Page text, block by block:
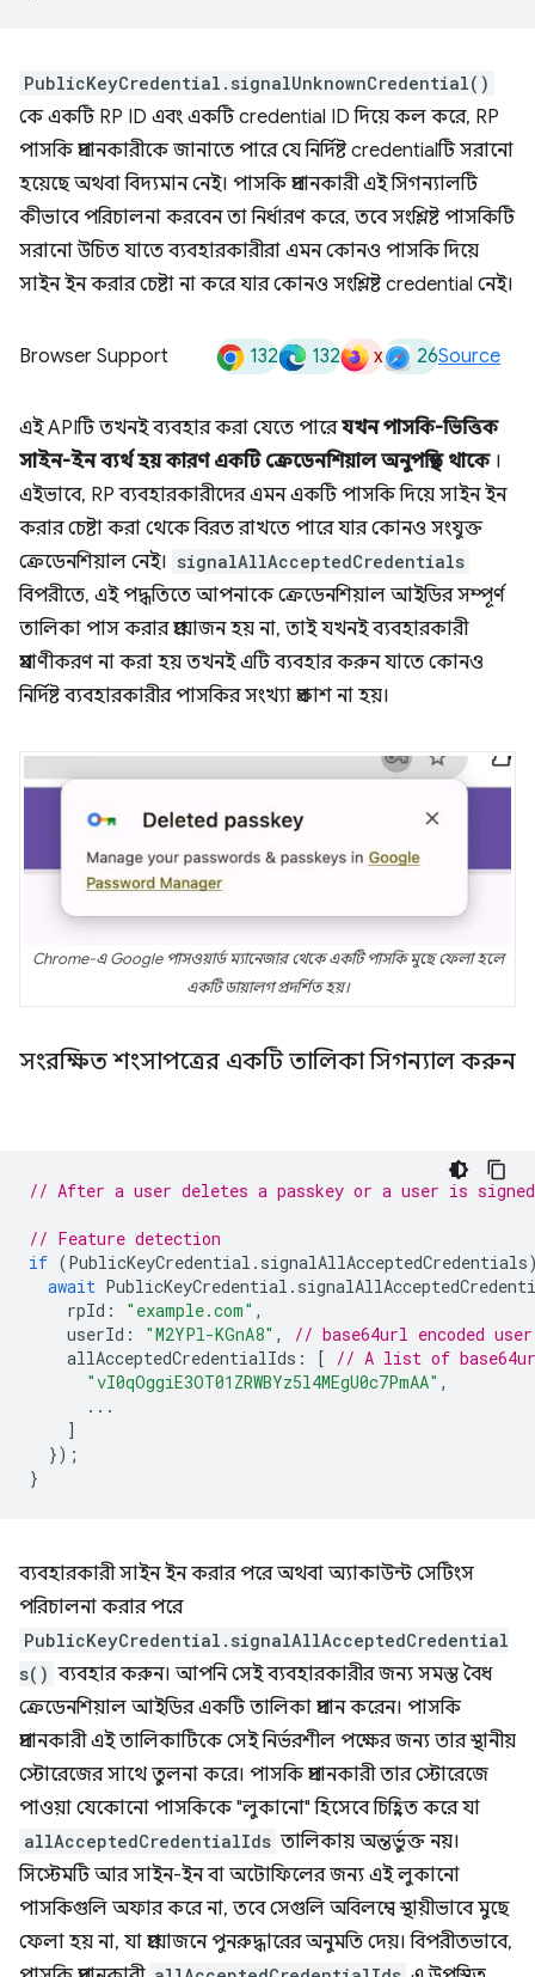
PublicKeyCredential.signalUnknownCredential()
কে একটি RP ID এবং একটি credential ID দিয়ে কল করে, RP
পাসকি প্রদানকারীকে জানাতে পারে যে নির্দিষ্ট credentialটি সরানো
হয়েছে অথবা বিদ্যমান নেই। পাসকি প্রদানকারী এই সিগন্যালটি
কীভাবে পরিচালনা করবেন তা নির্ধারণ করে, তবে সংশ্লিষ্ট পাসকিটি
সরানো উচিত যাতে ব্যবহারকারীরা এমন কোনও পাসকি দিয়ে
সাইন ইন করার চেষ্টা না করে যার কোনও সংশ্লিষ্ট credential নেই।
Browser Support 132 132 x 26Source
এই APIটি তখনই ব্যবহার করা যেতে পারেযখন পাসকি-ভিত্তিক
সাইন-ইন ব্যর্থ হয় কারণ একটি ক্রেডেনশিয়াল অনুপস্থিত থাকে।
এইভাবে, RP ব্যবহারকারীদের এমন একটি পাসকি দিয়ে সাইন ইন
করার চেষ্টা করা থেকে বিরত রাখতে পারে যার কোনও সংযুক্ত
ক্রেডেনশিয়াল নেই। signalAllAcceptedCredentials
বিপরীতে, এই পদ্ধতিতে আপনাকে ক্রেডেনশিয়াল আইডির সম্পূর্ণ
তালিকা পাস করার প্রয়োজন হয় না, তাই যখনই ব্যবহারকারী
প্রমাণীকরণ না করা হয় তখনই এটি ব্যবহার করুন যাতে কোনও
নির্দিষ্ট ব্যবহারকারীর পাসকির সংখ্যা প্রকাশ না হয়।
Chrome-এ Google পাসওয়ার্ড ম্যানেজার থেকে একটি পাসকি মুছে ফেলা হলে
একটি ডায়ালগ প্রদর্শিত হয়।
সংরক্ষিত শংসাপত্রের একটি তালিকা সিগন্যাল করুন
// After a user deletes a passkey or a user is
// Feature detection
if (PublicKeyCredential . signalAllAcceptedCredentials
await PublicKeyCredential .
rpId : "example.com" ,
userId : "M2YPl-KGnA8" ,
// base64url encoded
allAcceptedCredentialIds : [
// A list of
"vI0qOggiE3OT01ZRWBYz5l4MEgU0c7PmAA" ,
...
]
});
}
ব্যবহারকারী সাইন ইন করার পরে অথবা অ্যাকাউন্ট সেটিংস
পরিচালনা করার পরে
PublicKeyCredential.signalAllAcceptedCredential
s() ব্যবহার করুন। আপনি সেই ব্যবহারকারীর জন্য সমস্ত বৈধ
ক্রেডেনশিয়াল আইডির একটি তালিকা প্রদান করেন। পাসকি
প্রদানকারী এই তালিকাটিকে সেই নির্ভরশীল পক্ষের জন্য তার স্থানীয়
স্টোরেজের সাথে তুলনা করে। পাসকি প্রদানকারী তার স্টোরেজে
পাওয়া যেকোনো পাসকিকে "লুকানো" হিসেবে চিহ্নিত করে যা
allAcceptedCredentialIds তালিকায় অন্তর্ভুক্ত নয়।
সিস্টেমটি আর সাইন-ইন বা অটোফিলের জন্য এই লুকানো
পাসকিগুলি অফার করে না, তবে সেগুলি অবিলম্বে স্থায়ীভাবে মুছে
ফেলা হয় না, যা প্রয়োজনে পুনরুদ্ধারের অনুমতি দেয়। বিপরীতভাবে,